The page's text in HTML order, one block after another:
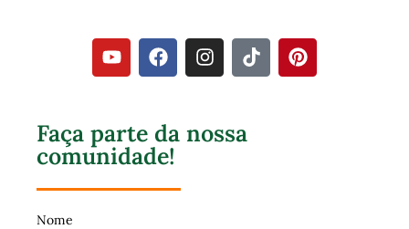
Faça parte da nossa
comunidade!
Nome